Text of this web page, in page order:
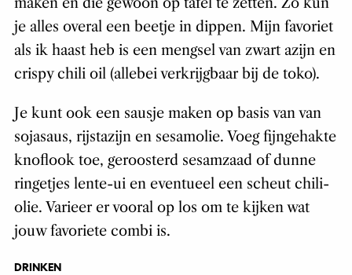
je alles overal een beetje in dippen. Mijn favoriet
als ik haast heb is een mengsel van zwart azijn en
crispy chili oil (allebei verkrijgbaar bij de toko).
Je kunt ook een sausje maken op basis van van
sojasaus, rijstazijn en sesamolie. Voeg fijngehakte
knoflook toe, geroosterd sesamzaad of dunne
ringetjes lente-ui en eventueel een scheut chili-
olie. Varieer er vooral op los om te kijken wat
jouw favoriete combi is.
DRINKEN